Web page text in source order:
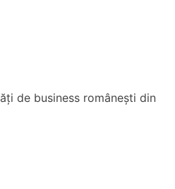
de business românești din